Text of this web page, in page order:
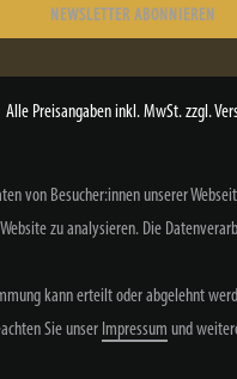
NEWSLETTER ABONNIEREN
Alle Preisangaben inkl. MwSt. zzgl.
von Besucher:innen unserer
zu analysieren. Die
kann erteilt oder abgelehnt
Sie unser Impressum und